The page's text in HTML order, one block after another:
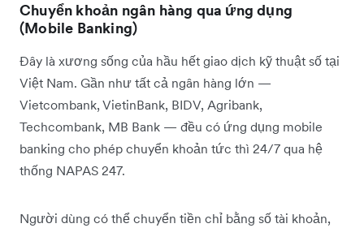
Chuyển khoản ngân hàng qua ứng dụng
(Mobile Banking)
Đây là xương sống của hầu hết giao dịch kỹ thuật số tại
Việt Nam. Gần như tất cả ngân hàng lớn —
Vietcombank, VietinBank, BIDV, Agribank,
Techcombank, MB Bank — đều có ứng dụng mobile
banking cho phép chuyển khoản tức thì 24/7 qua hệ
thống NAPAS 247.
Người dùng có thể chuyển tiền chỉ bằng số tài khoản,